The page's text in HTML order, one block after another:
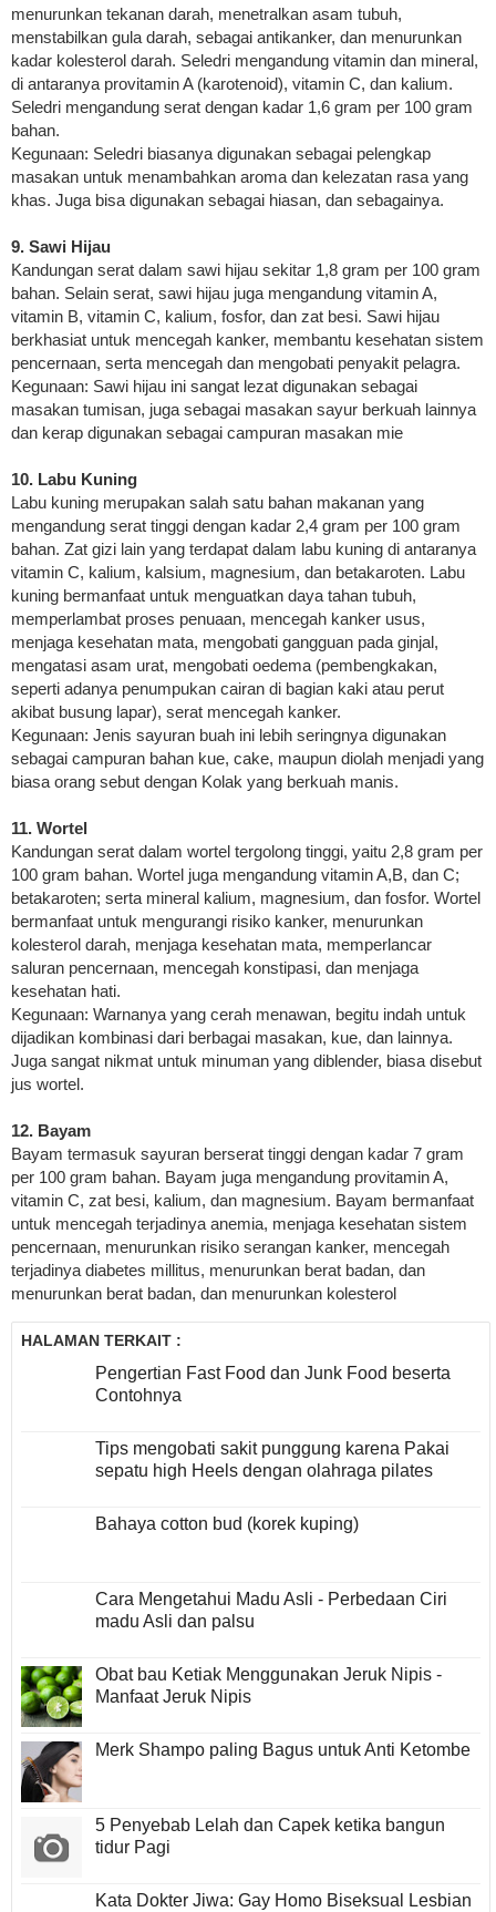
menurunkan tekanan darah, menetralkan asam tubuh,
menstabilkan gula darah, sebagai antikanker, dan menurunkan
kadar kolesterol darah. Seledri mengandung vitamin dan mineral,
di antaranya provitamin A (karotenoid), vitamin C, dan kalium.
Seledri mengandung serat dengan kadar 1,6 gram per 100 gram
bahan.
Kegunaan: Seledri biasanya digunakan sebagai pelengkap
masakan untuk menambahkan aroma dan kelezatan rasa yang
khas. Juga bisa digunakan sebagai hiasan, dan sebagainya.
9. Sawi Hijau
Kandungan serat dalam sawi hijau sekitar 1,8 gram per 100 gram
bahan. Selain serat, sawi hijau juga mengandung vitamin A,
vitamin B, vitamin C, kalium, fosfor, dan zat besi. Sawi hijau
berkhasiat untuk mencegah kanker, membantu kesehatan sistem
pencernaan, serta mencegah dan mengobati penyakit pelagra.
Kegunaan: Sawi hijau ini sangat lezat digunakan sebagai
masakan tumisan, juga sebagai masakan sayur berkuah lainnya
dan kerap digunakan sebagai campuran masakan mie
10. Labu Kuning
Labu kuning merupakan salah satu bahan makanan yang
mengandung serat tinggi dengan kadar 2,4 gram per 100 gram
bahan. Zat gizi lain yang terdapat dalam labu kuning di antaranya
vitamin C, kalium, kalsium, magnesium, dan betakaroten. Labu
kuning bermanfaat untuk menguatkan daya tahan tubuh,
memperlambat proses penuaan, mencegah kanker usus,
menjaga kesehatan mata, mengobati gangguan pada ginjal,
mengatasi asam urat, mengobati oedema (pembengkakan,
seperti adanya penumpukan cairan di bagian kaki atau perut
akibat busung lapar), serat mencegah kanker.
Kegunaan: Jenis sayuran buah ini lebih seringnya digunakan
sebagai campuran bahan kue, cake, maupun diolah menjadi yang
biasa orang sebut dengan Kolak yang berkuah manis.
11. Wortel
Kandungan serat dalam wortel tergolong tinggi, yaitu 2,8 gram per
100 gram bahan. Wortel juga mengandung vitamin A,B, dan C;
betakaroten; serta mineral kalium, magnesium, dan fosfor. Wortel
bermanfaat untuk mengurangi risiko kanker, menurunkan
kolesterol darah, menjaga kesehatan mata, memperlancar
saluran pencernaan, mencegah konstipasi, dan menjaga
kesehatan hati.
Kegunaan: Warnanya yang cerah menawan, begitu indah untuk
dijadikan kombinasi dari berbagai masakan, kue, dan lainnya.
Juga sangat nikmat untuk minuman yang diblender, biasa disebut
jus wortel.
12. Bayam
Bayam termasuk sayuran berserat tinggi dengan kadar 7 gram
per 100 gram bahan. Bayam juga mengandung provitamin A,
vitamin C, zat besi, kalium, dan magnesium. Bayam bermanfaat
untuk mencegah terjadinya anemia, menjaga kesehatan sistem
pencernaan, menurunkan risiko serangan kanker, mencegah
terjadinya diabetes millitus, menurunkan berat badan, dan
menurunkan berat badan, dan menurunkan kolesterol
HALAMAN TERKAIT :
Pengertian Fast Food dan Junk Food beserta
Contohnya
Tips mengobati sakit punggung karena Pakai
sepatu high Heels dengan olahraga pilates
Bahaya cotton bud (korek kuping)
Cara Mengetahui Madu Asli - Perbedaan Ciri
madu Asli dan palsu
Obat bau Ketiak Menggunakan Jeruk Nipis -
Manfaat Jeruk Nipis
Merk Shampo paling Bagus untuk Anti Ketombe
5 Penyebab Lelah dan Capek ketika bangun
tidur Pagi
Kata Dokter Jiwa: Gay Homo Biseksual Lesbian